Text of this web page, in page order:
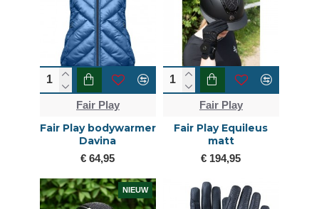
Fair Play
Fair Play bodywarmer
Davina
€ 64,95
Fair Play
Fair Play Equileus
matt
€ 194,95
NIEUW